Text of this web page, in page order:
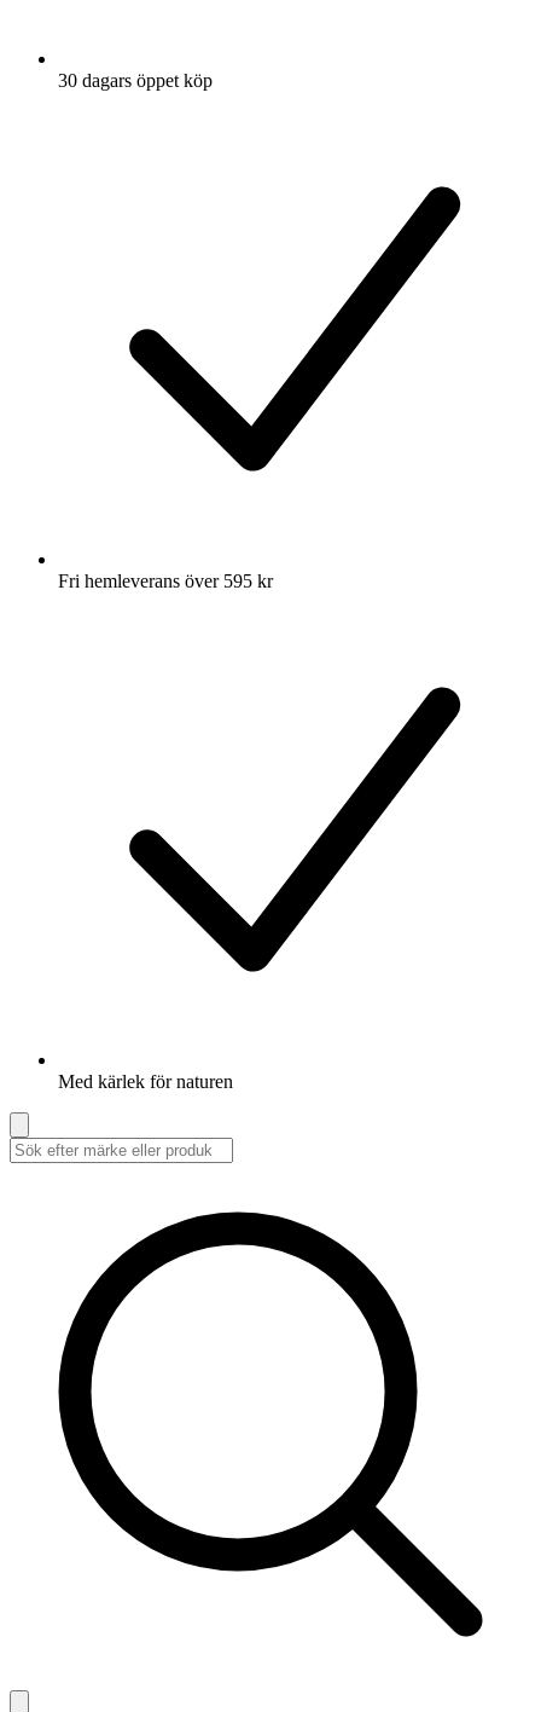
30 dagars öppet köp
Fri hemleverans över 595 kr
Med kärlek för naturen